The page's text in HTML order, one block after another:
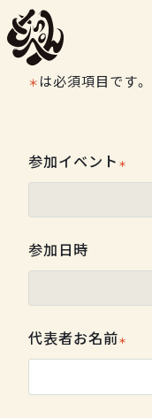
＊ は必須項目です。
参加イベント
参加日時
代表者お名前